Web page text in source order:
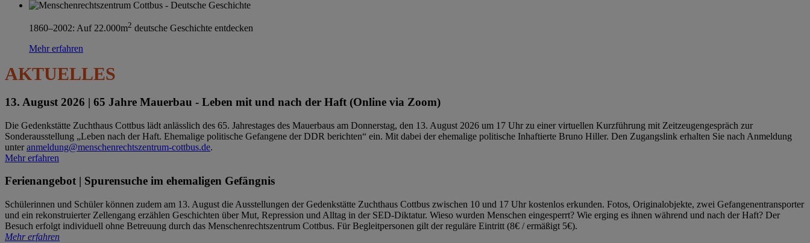
1860–2002: Auf 22.000m2 deutsche Geschichte entdecken
Mehr erfahren
AKTUELLES
13. August 2026 | 65 Jahre Mauerbau - Leben mit und nach der Haft (Online via Zoom)
Die Gedenkstätte Zuchthaus Cottbus lädt anlässlich des 65. Jahrestages des Mauerbaus am Donnerstag, den 13. August 2026 um 17 Uhr zu einer virtuellen Kurzführung mit Zeitzeugengespräch zur
Sonderausstellung „Leben nach der Haft. Ehemalige politische Gefangene der DDR berichten“ ein. Mit dabei der ehemalige politische Inhaftierte Bruno Hiller. Den Zugangslink erhalten Sie nach Anmeldung
unteranmeldung@menschenrechtszentrum-cottbus.de.
Mehr erfahren
Ferienangebot | Spurensuche im ehemaligen Gefängnis
Schülerinnen und Schüler können zudem am 13. August die Ausstellungen der Gedenkstätte Zuchthaus Cottbus zwischen 10 und 17 Uhr kostenlos erkunden. Fotos, Originalobjekte, zwei Gefangenentransporter
und ein rekonstruierter Zellengang erzählen Geschichten über Mut, Repression und Alltag in der SED-Diktatur. Wieso wurden Menschen eingesperrt? Wie erging es ihnen während und nach der Haft? Der
Besuch erfolgt individuell ohne Betreuung durch das Menschenrechtszentrum Cottbus. Für Begleitpersonen gilt der reguläre Eintritt (8€ / ermäßigt 5€).
Mehr erfahren